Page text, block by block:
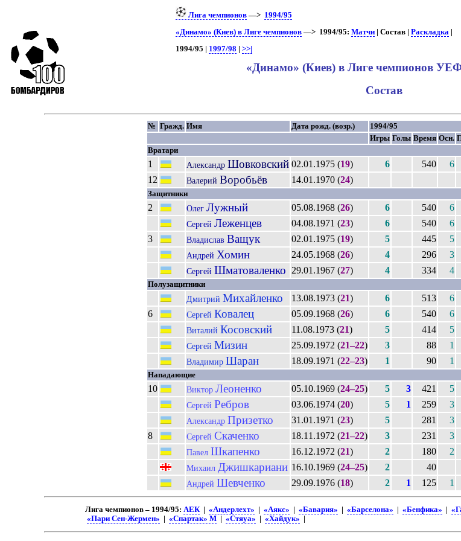
Лига чемпионов —> 1994/95
«Динамо» (Киев) в Лиге чемпионов —> 1994/95:Матчи | Состав |Раскладка |
1994/95 | 1997/98 |>>|
«Динамо» (Киев) в Лиге чемпионов
Состав
№ Гражд. Имя Дата рожд. (возр.) 1994/95
Игры Голы Время Осн.
Вратари
1 Александр Шовковский 02.01.1975 (19) 6 540 6
12
Валерий Воробьёв 14.01.1970 (24)
Защитники
2 Олег Лужный 05.08.1968 (26) 6 540 6
Сергей Леженцев 04.08.1971 (23) 6 540 6
3
Владислав Ващук 02.01.1975 (19) 5 445 5
Андрей Хомин 24.05.1968 (26) 4 296 3
Сергей Шматоваленко 29.01.1967 (27) 4 334 4
Полузащитники
Дмитрий Михайленко 13.08.1973 (21) 6 513 6
6
Сергей Ковалец 05.09.1968 (26) 6 540 6
Виталий Косовский 11.08.1973 (21) 5 414 5
Сергей Мизин 25.09.1972 (21–22) 3 88 1
Владимир Шаран 18.09.1971 (22–23) 1 90 1
Нападающие
10 Виктор Леоненко 05.10.1969 (24–25) 5 3 421 5
Сергей Ребров 03.06.1974 (20) 5 1 259 3
Александр Призетко 31.01.1971 (23) 5 281 3
8
Сергей Скаченко 18.11.1972 (21–22) 3 231 3
Павел Шкапенко 16.12.1972 (21) 2 180 2
Михаил Джишкариани 16.10.1969 (24–25) 2 40
Андрей Шевченко 29.09.1976 (18) 2 1 125 1
Лига чемпионов – 1994/95: АЕК| «Андерлехт» | «Аякс» | «Бавария» | «Барселона» | «Бенфика» |
«Пари Сен-Жермен» | «Спартак» М| «Стяуа» | «Хайдук» |